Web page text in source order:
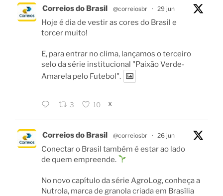
Correios do Brasil @correiosbr · 29 jun
Hoje é dia de vestir as cores do Brasil e
torcer muito!
E, para entrar no clima, lançamos o terceiro
selo da série institucional "Paixão Verde-
Amarela pelo Futebol".
3 10 X
Correios do Brasil @correiosbr · 26 jun
Conectar o Brasil também é estar ao lado
de quem empreende.
No novo capítulo da série AgroLog, conheça a
Nutrola, marca de granola criada em Brasília